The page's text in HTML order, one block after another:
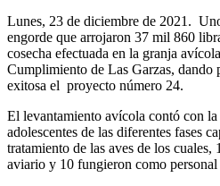
Lunes, 23 de diciembre de 2021.
engorde que arrojaron 37 mil 860
cosecha efectuada en la granja
Cumplimiento de Las Garzas, dando
exitosa el proyecto número 24.
El levantamiento avícola contó con
adolescentes de las diferentes fases
tratamiento de las aves de los
aviario y 10 fungieron como personal